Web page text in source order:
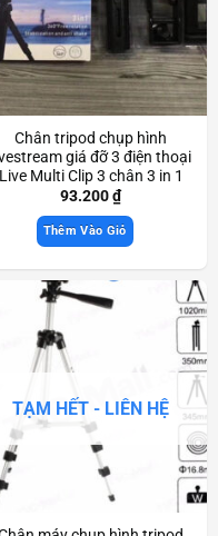
Chân tripod chụp hình
giá đỡ 3 điện thoại
Live Multi Clip 3 chân 3 in 1
xoay 360 độ Scd3533
93.200₫
Thêm Vào Giỏ
TẠM HẾT - LIÊN HỆ